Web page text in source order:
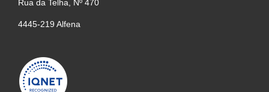
Rua da Telha, Nº 470
4445-219 Alfena